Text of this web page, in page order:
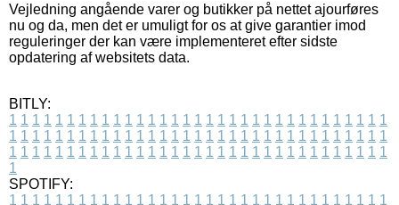
Vejledning angående varer og butikker på nettet ajourføres
nu og da, men det er umuligt for os at give garantier imod
reguleringer der kan være implementeret efter sidste
opdatering af websitets data.
BITLY:
1 1 1 1 1 1 1 1 1 1 1 1 1 1 1 1 1 1 1 1 1 1 1 1 1 1 1 1 1 1 1 1 1
1 1 1 1 1 1 1 1 1 1 1 1 1 1 1 1 1 1 1 1 1 1 1 1 1 1 1 1 1 1 1 1 1
1 1 1 1 1 1 1 1 1 1 1 1 1 1 1 1 1 1 1 1 1 1 1 1 1 1 1 1 1 1 1 1 1
1
SPOTIFY:
1 1 1 1 1 1 1 1 1 1 1 1 1 1 1 1 1 1 1 1 1 1 1 1 1 1 1 1 1 1 1 1 1